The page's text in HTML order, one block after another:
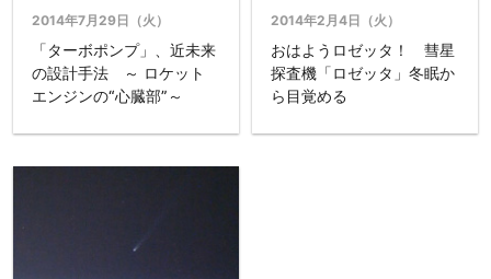
2014年7月29日（火）
「ターボポンプ」、近未来
の設計手法 ～ ロケット
エンジンの“心臓部”～
2014年2月4日（火）
おはようロゼッタ！ 彗星
探査機「ロゼッタ」冬眠か
ら目覚める